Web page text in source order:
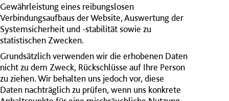
Gewährleistung eines reibungslosen
Verbindungsaufbaus der Website, Auswertung der
Systemsicherheit und -stabilität sowie zu
statistischen Zwecken.
Grundsätzlich verwenden wir die erhobenen Daten
nicht zu dem Zweck, Rückschlüsse auf Ihre Person
zu ziehen. Wir behalten uns jedoch vor, diese
Daten nachträglich zu prüfen, wenn uns konkrete